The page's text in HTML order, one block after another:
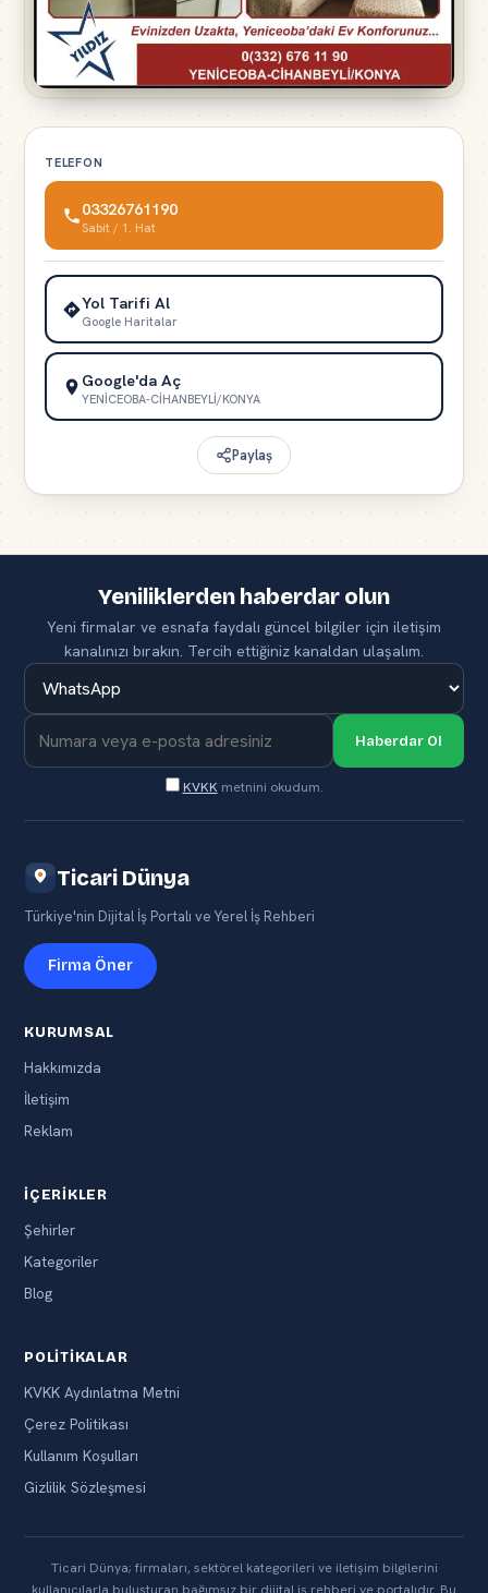
TELEFON
03326761190
Sabit / 1. Hat
Yol Tarifi Al
Google Haritalar
Google'da Aç
YENİCEOBA-CİHANBEYLİ/KONYA
Paylaş
Yeniliklerden haberdar olun
Yeni firmalar ve esnafa faydalı güncel bilgiler için iletişim
kanalınızı bırakın. Tercih ettiğiniz kanaldan ulaşalım.
Haberdar Ol
KVKK metnini okudum.
Ticari Dünya
Türkiye'nin Dijital İş Portalı ve Yerel İş Rehberi
Firma Öner
KURUMSAL
Hakkımızda
İletişim
Reklam
İÇERIKLER
Şehirler
Kategoriler
Blog
POLITIKALAR
KVKK Aydınlatma Metni
Çerez Politikası
Kullanım Koşulları
Gizlilik Sözleşmesi
Ticari Dünya; firmaları, sektörel kategorileri ve iletişim bilgilerini